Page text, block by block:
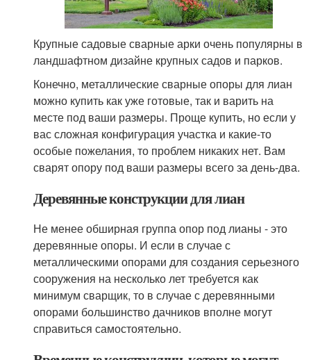
Крупные садовые сварные арки очень популярны в
ландшафтном дизайне крупных садов и парков.
Конечно, металлические сварные опоры для лиан
можно купить как уже готовые, так и варить на
месте под ваши размеры. Проще купить, но если у
вас сложная конфигурация участка и какие-то
особые пожелания, то проблем никаких нет. Вам
сварят опору под ваши размеры всего за день-два.
Деревянные конструкции для лиан
Не менее обширная группа опор под лианы - это
деревянные опоры. И если в случае с
металлическими опорами для создания серьезного
сооружения на несколько лет требуется как
минимум сварщик, то в случае с деревянными
опорами большинство дачников вполне могут
справиться самостоятельно.